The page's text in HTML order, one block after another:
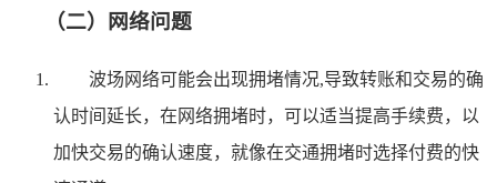
（二）网络问题
波场网络可能会出现拥堵情况,导致转账和交易的确
认时间延长，在网络拥堵时，可以适当提高手续费，以
加快交易的确认速度，就像在交通拥堵时选择付费的快